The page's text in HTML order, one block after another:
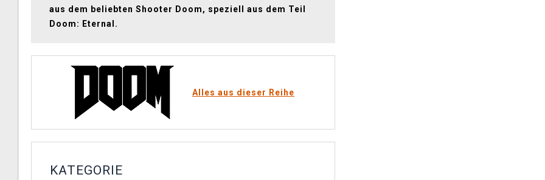
aus dem beliebten Shooter Doom, speziell aus dem Teil
Doom: Eternal.
Alles aus dieser Reihe
KATEGORIE